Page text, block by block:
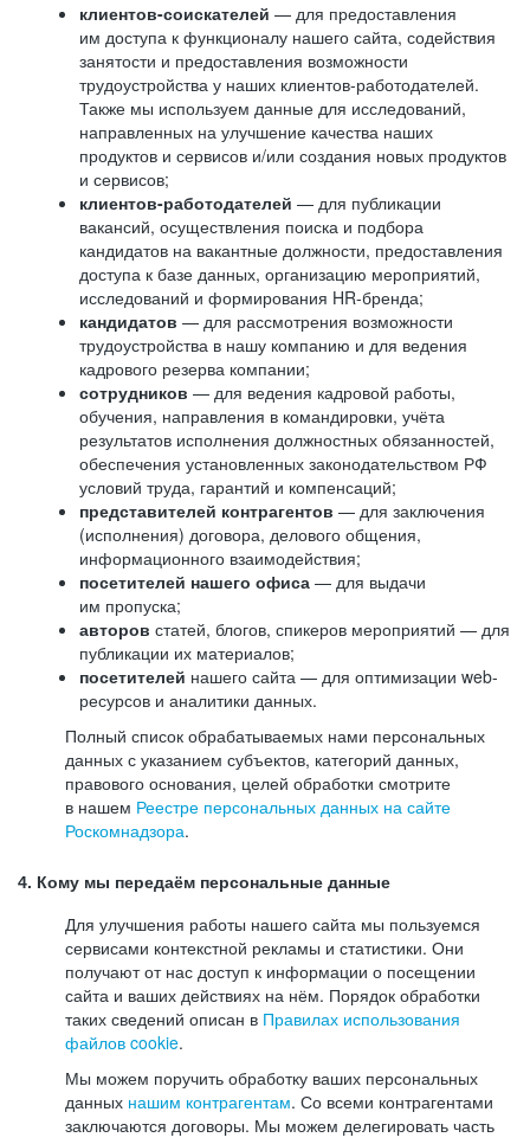
клиентов-соискателей — для предоставления
им доступа к функционалу нашего сайта, содействия
занятости и предоставления возможности
трудоустройства у наших клиентов-работодателей.
Также мы используем данные для исследований,
направленных на улучшение качества наших
продуктов и сервисов и/или создания новых продуктов
и сервисов;
клиентов-работодателей — для публикации
вакансий, осуществления поиска и подбора
кандидатов на вакантные должности, предоставления
доступа к базе данных, организацию мероприятий,
исследований и формирования HR-бренда;
кандидатов — для рассмотрения возможности
трудоустройства в нашу компанию и для ведения
кадрового резерва компании;
сотрудников — для ведения кадровой работы,
обучения, направления в командировки, учёта
результатов исполнения должностных обязанностей,
обеспечения установленных законодательством РФ
условий труда, гарантий и компенсаций;
представителей контрагентов — для заключения
(исполнения) договора, делового общения,
информационного взаимодействия;
посетителей нашего офиса — для выдачи
им пропуска;
авторов статей, блогов, спикеров мероприятий — для
публикации их материалов;
посетителей нашего сайта — для оптимизации web-
ресурсов и аналитики данных.
Полный список обрабатываемых нами персональных
данных с указанием субъектов, категорий данных,
правового основания, целей обработки смотрите
в нашем Реестре персональных данных на сайте
Роскомнадзора.
4. Кому мы передаём персональные данные
Для улучшения работы нашего сайта мы пользуемся
сервисами контекстной рекламы и статистики. Они
получают от нас доступ к информации о посещении
сайта и ваших действиях на нём. Порядок обработки
таких сведений описан в Правилах использования
файлов cookie.
Мы можем поручить обработку ваших персональных
данных нашим контрагентам. Со всеми контрагентами
заключаются договоры. Мы можем делегировать часть